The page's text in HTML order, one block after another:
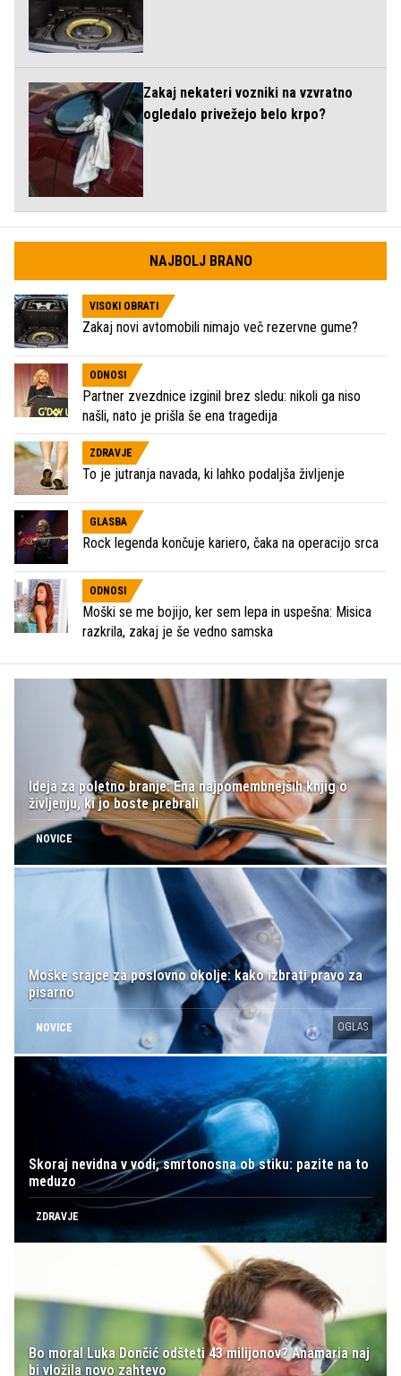
Zakaj nekateri vozniki na vzvratno
ogledalo privežejo belo krpo?
NAJBOLJ BRANO
VISOKI OBRATI
Zakaj novi avtomobili nimajo več rezervne gume?
ODNOSI
Partner zvezdnice izginil brez sledu: nikoli ga niso
našli, nato je prišla še ena tragedija
ZDRAVJE
To je jutranja navada, ki lahko podaljša življenje
GLASBA
Rock legenda končuje kariero, čaka na operacijo srca
ODNOSI
Moški se me bojijo, ker sem lepa in uspešna: Misica
razkrila, zakaj je še vedno samska
Ideja za poletno branje: Ena najpomembnejših knjig o
življenju, ki jo boste prebrali
NOVICE
Moške srajce za poslovno okolje: kako izbrati pravo za
pisarno
NOVICE OGLAS
Skoraj nevidna v vodi, smrtonosna ob stiku: pazite na to
meduzo
ZDRAVJE
Bo moral Luka Dončić odšteti 43 milijonov? Anamaria naj
bi vložila novo zahtevo